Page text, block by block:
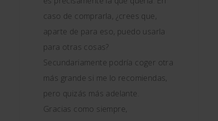
caso de comprarla, ¿crees que,
aparte de para eso, puedo usarla
para otras cosas?
Secundariamente podría coger otra
más grande si me lo recomiendas,
pero quizás más adelante.
Gracias como siempre,